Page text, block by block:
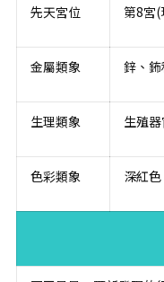
先天宮位 第8宮
金屬類象 鋅、
生理類象 生殖
色彩類象 深紅